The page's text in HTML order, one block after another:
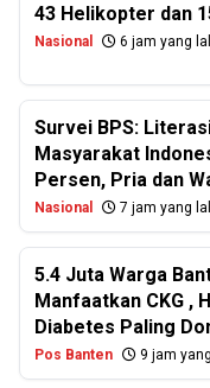
43 Helikopter dan
Nasional 6 jam yang
Survei BPS:
Masyarakat
Persen, Pria dan
Nasional 7 jam yang
5.4 Juta Warga
Manfaatkan CKG ,
Diabetes Paling
Pos Banten 9 jam